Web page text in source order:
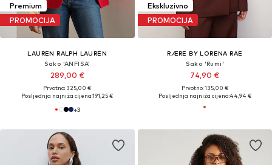
Premium
PROMOCIJA
LAUREN RALPH LAUREN
Sako 'ANFISA'
289,00 €
Prvotno: 325,00 €
Posljednja najniža cijena:191,25 €
+3
Ekskluzivno
PROMOCIJA
RÆRE BY LORENA RAE
Sako 'Rumi'
74,90 €
Prvotno: 135,00 €
Posljednja najniža cijena:44,94 €